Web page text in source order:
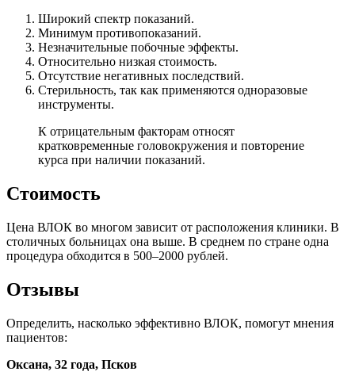
Широкий спектр показаний.
Минимум противопоказаний.
Незначительные побочные эффекты.
Относительно низкая стоимость.
Отсутствие негативных последствий.
Стерильность, так как применяются одноразовые
инструменты.
К отрицательным факторам относят
кратковременные головокружения и повторение
курса при наличии показаний.
Стоимость
Цена ВЛОК во многом зависит от расположения клиники. В
столичных больницах она выше. В среднем по стране одна
процедура обходится в 500–2000 рублей.
Отзывы
Определить, насколько эффективно ВЛОК, помогут мнения
пациентов:
Оксана, 32 года, Псков